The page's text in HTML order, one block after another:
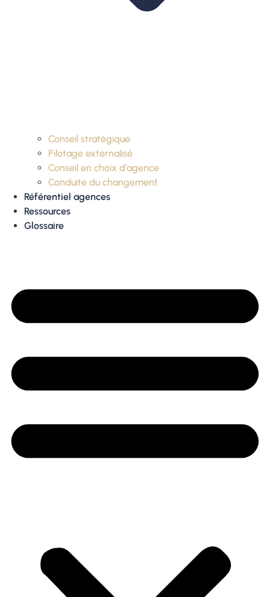
Conseil stratégique
Pilotage externalisé
Conseil en choix d’agence
Conduite du changement
Référentiel agences
Ressources
Glossaire